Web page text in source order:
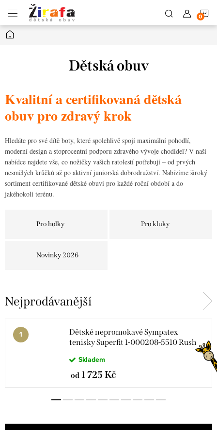
obsah
Domů
Dětská obuv
Kvalitní a certifikovaná dětská
obuv pro zdravý krok
Hledáte pro své dítě boty, které spolehlivě spojí maximální pohodlí,
moderní design a stoprocentní podporu zdravého vývoje chodidel? V naší
nabídce najdete vše, co nožičky vašich ratolestí potřebují – od prvých
nesmělých krůčků až po aktivní juniorská dobrodružství. Nabízíme široký
sortiment certifikované dětské obuvi pro každé roční období a do
jakéhokoli terénu.
Pro holky Pro kluky
Novinky 2026
Nejprodávanější
Dětské nepromokavé Sympatex
tenisky Superfit 1-000208-5510 Rush
Skladem
od 1 725 Kč